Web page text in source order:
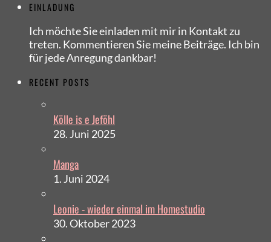
EINLADUNG
Ich möchte Sie einladen mit mir in Kontakt zu
treten. Kommentieren Sie meine Beiträge. Ich bin
für jede Anregung dankbar!
RECENT POSTS
Kölle is e Jeföhl
28. Juni 2025
Manga
1. Juni 2024
Leonie - wieder einmal im Homestudio
30. Oktober 2023